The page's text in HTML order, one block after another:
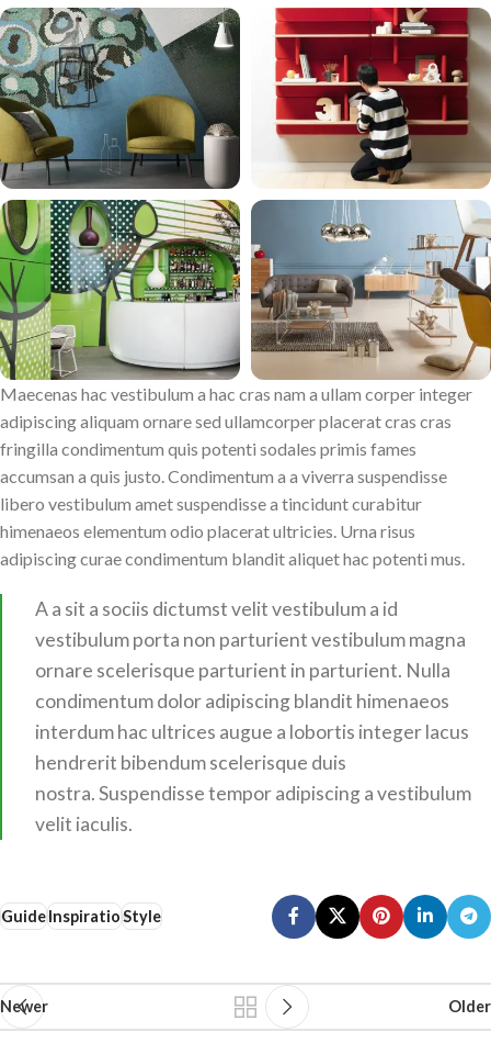
Maecenas hac vestibulum a hac cras nam a ullam corper integer
adipiscing aliquam ornare sed ullamcorper placerat cras cras
fringilla condimentum quis potenti sodales primis fames
accumsan a quis justo. Condimentum a a viverra suspendisse
libero vestibulum amet suspendisse a tincidunt curabitur
himenaeos elementum odio placerat ultricies. Urna risus
adipiscing curae condimentum blandit aliquet hac potenti mus.
A a sit a sociis dictumst velit vestibulum a id
vestibulum porta non parturient vestibulum magna
ornare scelerisque parturient in parturient. Nulla
condimentum dolor adipiscing blandit himenaeos
interdum hac ultrices augue a lobortis integer lacus
hendrerit bibendum scelerisque duis
nostra. Suspendisse tempor adipiscing a vestibulum
velit iaculis.
GuideInspiratioStyle
Newer Older